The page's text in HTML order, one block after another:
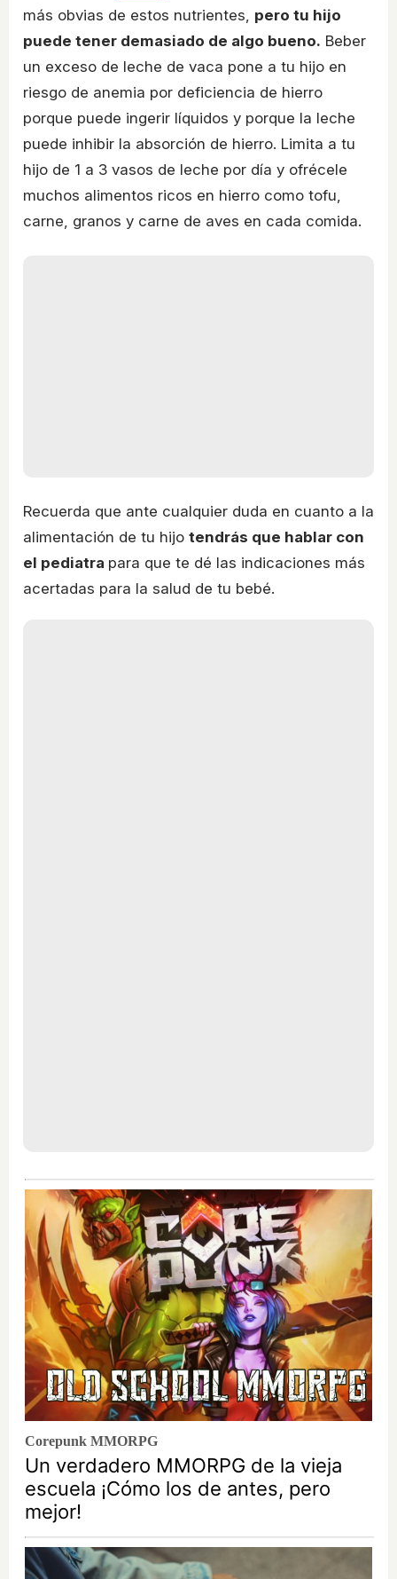
más obvias de estos nutrientes, pero tu hijo
puede tener demasiado de algo bueno. Beber
un exceso de leche de vaca pone a tu hijo en
riesgo de anemia por deficiencia de hierro
porque puede ingerir líquidos y porque la leche
puede inhibir la absorción de hierro. Limita a tu
hijo de 1 a 3 vasos de leche por día y ofrécele
muchos alimentos ricos en hierro como tofu,
carne, granos y carne de aves en cada comida.
Recuerda que ante cualquier duda en cuanto a la
alimentación de tu hijo tendrás que hablar con
el pediatra para que te dé las indicaciones más
acertadas para la salud de tu bebé.
Corepunk MMORPG
Un verdadero MMORPG de la vieja
escuela ¡Cómo los de antes, pero
mejor!